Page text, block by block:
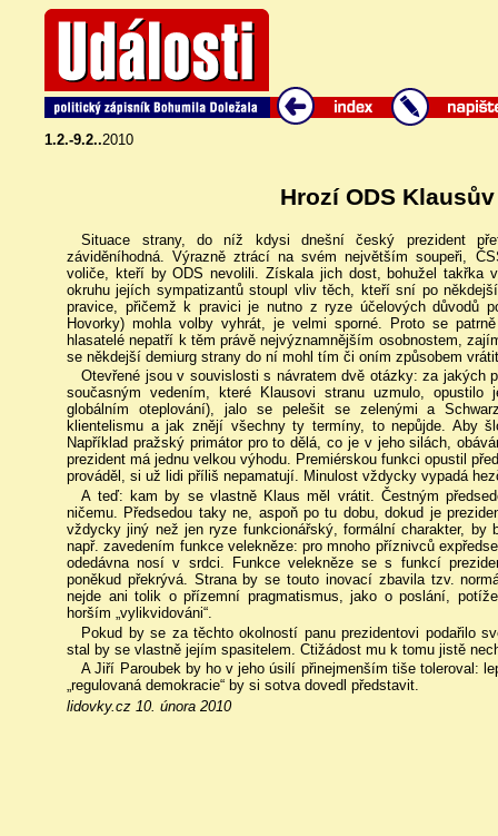
1.2.-9.2..2010
Hrozí ODS
Situace strany, do níž kdysi dnešní český prezident
záviděníhodná. Výrazně ztrácí na svém největším soupeři,
voliče, kteří by ODS nevolili. Získala jich dost, bohužel takřka
okruhu jejích sympatizantů stoupl vliv těch, kteří sní po
pravice, přičemž k pravici je nutno z ryze účelových důvodů
Hovorky) mohla volby vyhrát, je velmi sporné. Proto se
hlasatelé nepatří k těm právě nejvýznamnějším osobnostem,
se někdejší demiurg strany do ní mohl tím či oním způsobem
Otevřené jsou v souvislosti s návratem dvě otázky: za jakých
současným vedením, které Klausovi stranu uzmulo,
globálním oteplování), jalo se pelešit se zelenými a
klientelismu a jak znějí všechny ty termíny, to nepůjde. Aby
Například pražský primátor pro to dělá, co je v jeho silách,
prezident má jednu velkou výhodu. Premiérskou funkci opustil
prováděl, si už lidi příliš nepamatují. Minulost vždycky vypadá
A teď: kam by se vlastně Klaus měl vrátit. Čestným
ničemu. Předsedou taky ne, aspoň po tu dobu, dokud je
vždycky jiný než jen ryze funkcionářský, formální charakter, by
např. zavedením funkce velekněze: pro mnoho příznivců
odedávna nosí v srdci. Funkce velekněze se s funkcí
poněkud překrývá. Strana by se touto inovací zbavila tzv.
nejde ani tolik o přízemní pragmatismus, jako o poslání,
horším „vylikvidováni“.
Pokud by se za těchto okolností panu prezidentovi podařilo
stal by se vlastně jejím spasitelem. Ctižádost mu k tomu jistě
A Jiří Paroubek by ho v jeho úsilí přinejmenším tiše toleroval:
„regulovaná demokracie“ by si sotva dovedl představit.
lidovky.cz 10. února 2010